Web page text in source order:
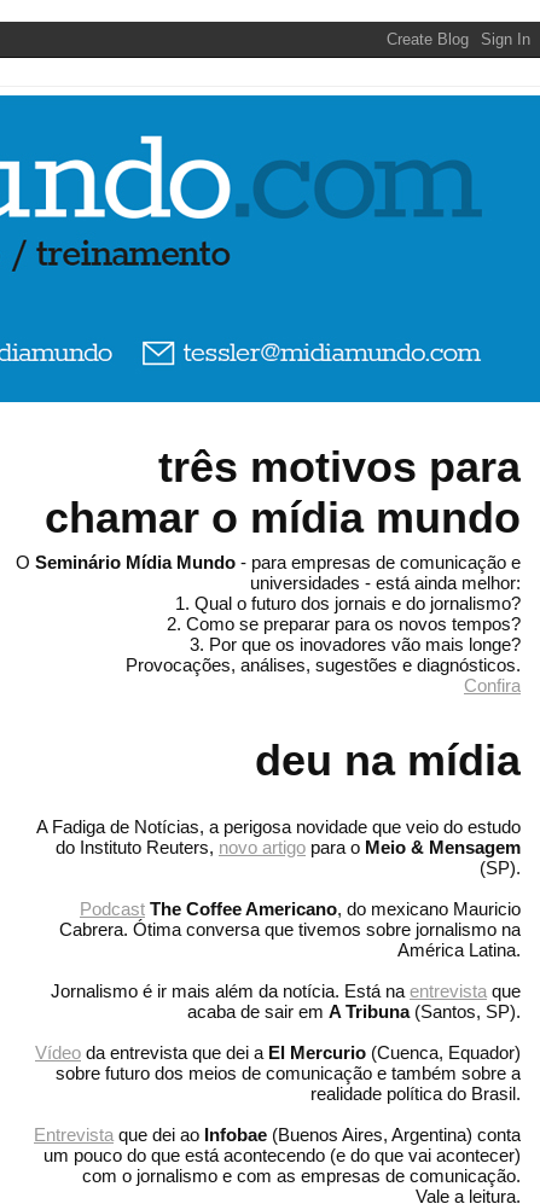
três motivos para
chamar o mídia mundo
O Seminário Mídia Mundo - para empresas de comunicação e
universidades - está ainda melhor:
1. Qual o futuro dos jornais e do jornalismo?
2. Como se preparar para os novos tempos?
3. Por que os inovadores vão mais longe?
Provocações, análises, sugestões e diagnósticos.
Confira
deu na mídia
A Fadiga de Notícias, a perigosa novidade que veio do estudo
do Instituto Reuters, novo artigo para o Meio & Mensagem
(SP).
Podcast The Coffee Americano, do mexicano Mauricio
Cabrera. Ótima conversa que tivemos sobre jornalismo na
América Latina.
Jornalismo é ir mais além da notícia. Está na entrevista que
acaba de sair em A Tribuna(Santos, SP).
Vídeo da entrevista que dei a El Mercurio (Cuenca, Equador)
sobre futuro dos meios de comunicação e também sobre a
realidade política do Brasil.
Entrevista que dei ao Infobae (Buenos Aires, Argentina) conta
um pouco do que está acontecendo (e do que vai acontecer)
com o jornalismo e com as empresas de comunicação.
Vale a leitura.